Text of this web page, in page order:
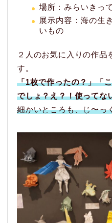
場所：みらいきっ
展示内容：海の生
いもの
２人のお気に入りの作品
す。
「1枚で作ったの？」「
でしょ？え？！使ってな
細かいところも、じ〜っ